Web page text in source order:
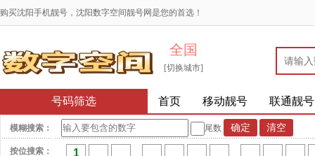
购买沈阳手机靓号，沈阳数字空间靓号网是您的首选！
全国
[切换城市]
号码筛选 首页 移动靓号 联通靓号
模糊搜索： 尾数
按位搜索：